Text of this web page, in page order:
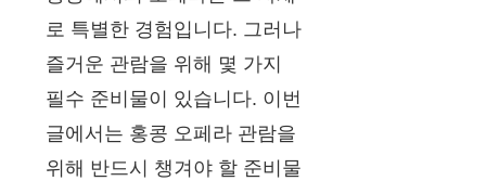
로 특별한 경험입니다. 그러나
즐거운 관람을 위해 몇 가지
필수 준비물이 있습니다. 이번
글에서는 홍콩 오페라 관람을
위해 반드시 챙겨야 할 준비물